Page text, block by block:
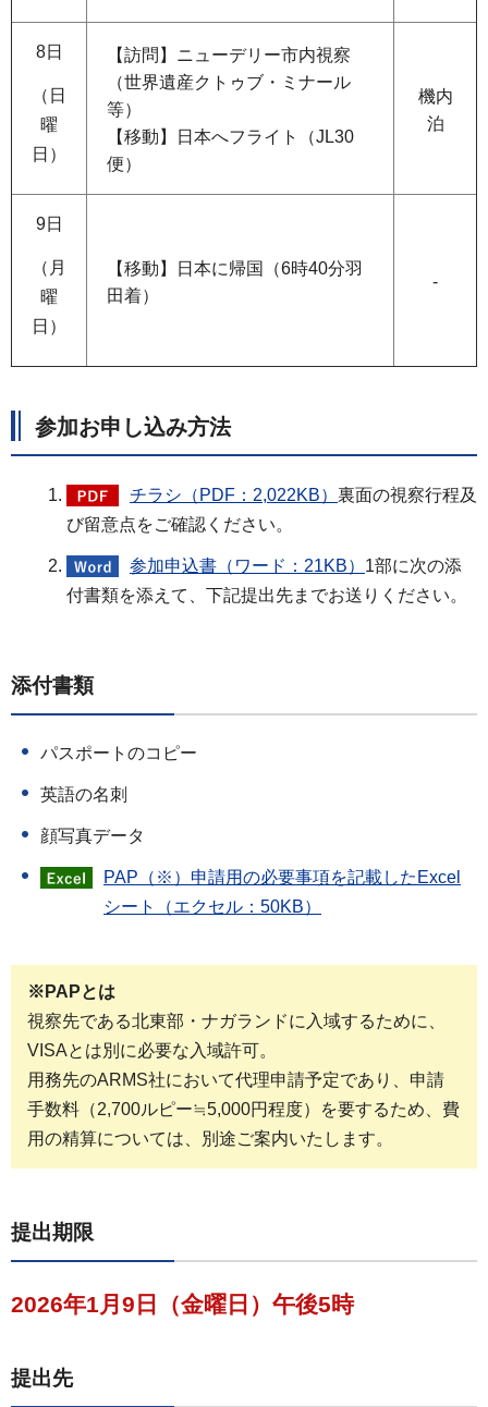
8日
（日
曜
日）
【訪問】ニューデリー市内視察
（世界遺産クトゥブ・ミナール
等）
【移動】日本へフライト（JL30
便）
機内
泊
9日
（月
曜
日）
【移動】日本に帰国（6時40分羽
田着）
-
参加お申し込み方法
チラシ（PDF：2,022KB） 裏面の視察行程及
び留意点をご確認ください。
参加申込書（ワード：21KB） 1部に次の添
付書類を添えて、下記提出先までお送りください。
添付書類
パスポートのコピー
英語の名刺
顔写真データ
PAP（※）申請用の必要事項を記載したExcel
シート（エクセル：50KB）
※PAPとは
視察先である北東部・ナガランドに入域するために、
VISAとは別に必要な入域許可。
用務先のARMS社において代理申請予定であり、申請
手数料（2,700ルピー≒5,000円程度）を要するため、費
用の精算については、別途ご案内いたします。
提出期限
2026年1月9日（金曜日）午後5時
提出先